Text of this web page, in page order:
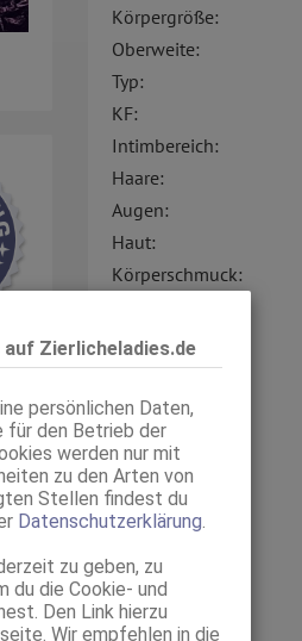
Zierlicheladies.de
persönlichen Daten,
für den Betrieb der
werden nur mit
zu den Arten von
Stellen findest du
Datenschutzerklärung
zu geben, zu
du die Cookie- und
Den Link hierzu
Wir empfehlen in die
Körpergröße:
Oberweite:
Typ:
KF:
Intimbereich:
Haare:
Augen:
Haut:
Körperschmuck:
Service: